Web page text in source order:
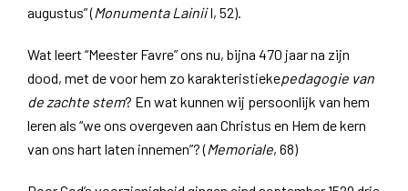
augustus” (Monumenta LainiiI, 52).
Wat leert “Meester Favre” ons nu, bijna 470 jaar na zijn
dood, met de voor hem zo karakteristiekepedagogie van
de zachte stem? En wat kunnen wij persoonlijk van hem
leren als “we ons overgeven aan Christus en Hem de kern
van ons hart laten innemen”? (Memoriale, 68)